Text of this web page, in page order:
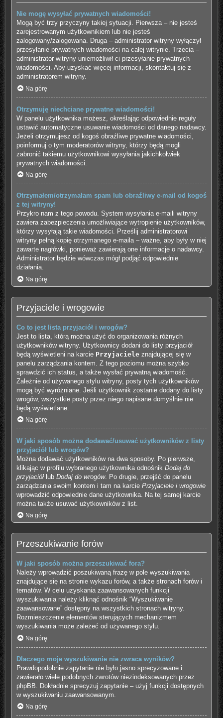
Nie mogę wysyłać prywatnych wiadomości!
Mogą być trzy przyczyny takiej sytuacji. Pierwsza – nie jesteś
zarejestrowanym użytkownikiem lub nie jesteś
zalogowany/zalogowana. Druga – administrator witryny wyłączył
przesyłanie prywatnych wiadomości na całej witrynie. Trzecia –
administrator witryny uniemożliwił ci przesyłanie prywatnych
wiadomości. Aby uzyskać więcej informacji, skontaktuj się z
administratorem witryny.
Na górę
Otrzymuję niechciane prywatne wiadomości!
W panelu użytkownika możesz, określając odpowiednie reguły
ustawić automatyczne usuwanie wiadomości od danego nadawcy.
Jeżeli otrzymujesz od kogoś obraźliwe prywatne wiadomości,
poinformuj o tym moderatorów witryny, którzy będą mogli
zabronić takiemu użytkownikowi wysyłania jakichkolwiek
prywatnych wiadomości.
Na górę
Otrzymałem/otrzymałam spam lub obraźliwy e-mail od kogoś
z tej witryny!
Przykro nam z tego powodu. System wysyłania e-maili witryny
zawiera zabezpieczenia umożliwiające wytropienie użytkowników,
którzy wysyłają takie wiadomości. Prześlij administratorowi
witryny pełną kopię otrzymanego e-maila – ważne, aby były w niej
zawarte nagłówki, ponieważ zawierają one informacje o nadawcy.
Administrator będzie wówczas mógł podjąć odpowiednie
działania.
Na górę
Przyjaciele i wrogowie
Co to jest lista przyjaciół i wrogów?
Jest to lista, którą można użyć do organizowania różnych
użytkowników witryny. Użytkownicy dodani do listy przyjaciół
będą wyświetleni na karcie Przyjacieleznajdującej się w
panelu zarządzania kontem. Z tego poziomu można szybko
sprawdzić ich status, a także wysłać prywatną wiadomość.
Zależnie od używanego stylu witryny, posty tych użytkowników
mogą być wyróżniane. Jeśli użytkownik zostanie dodany do listy
wrogów, wszystkie posty przez niego napisane domyślnie nie
będą wyświetlane.
Na górę
W jaki sposób można dodawać/usuwać użytkowników z listy
przyjaciół lub wrogów?
Można dodawać użytkowników na dwa sposoby. Po pierwsze,
klikając w profilu wybranego użytkownika odnośnik Dodaj do
przyjaciółlub Dodaj do wrogów. Po drugie, przejść do panelu
zarządzania swoim kontem i tam na karcie Przyjaciele i wrogowie
wprowadzić odpowiednie dane użytkownika. Na tej samej karcie
można także usuwać użytkowników z list.
Na górę
Przeszukiwanie forów
W jaki sposób można przeszukiwać fora?
Należy wprowadzić poszukiwaną frazę w pole wyszukiwania
znajdujące się na stronie wykazu forów, a także stronach forów i
tematów. W celu uzyskania zaawansowanych funkcji
wyszukiwania należy kliknąć odnośnik “Wyszukiwanie
zaawansowane” dostępny na wszystkich stronach witryny.
Rozmieszczenie elementów sterujących mechanizmem
wyszukiwania może zależeć od używanego stylu.
Na górę
Dlaczego moje wyszukiwanie nie zwraca wyników?
Prawdopodobnie zapytanie nie było jasno sprecyzowane i
zawierało wiele podobnych zwrotów niezindeksowanych przez
phpBB. Dokładnie sprecyzuj zapytanie – użyj funkcji dostępnych
w wyszukiwaniu zaawansowanym.
Na górę